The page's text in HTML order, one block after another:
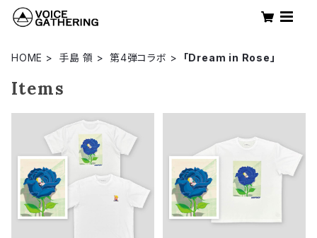
HOME 手島 領 第4弾コラボ 「Dream in Rose」
Items